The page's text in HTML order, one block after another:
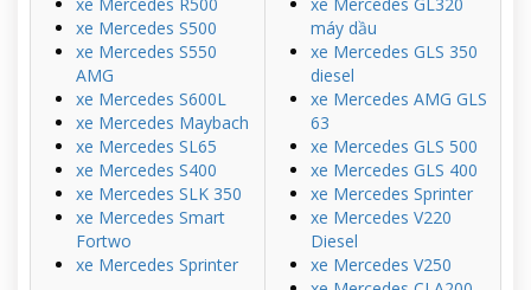
xe Mercedes S500
xe Mercedes S550
AMG
xe Mercedes S600L
xe Mercedes Maybach
xe Mercedes SL65
xe Mercedes S400
xe Mercedes SLK 350
xe Mercedes Smart
Fortwo
xe Mercedes Sprinter
máy dầu
xe Mercedes GLS 350
diesel
xe Mercedes AMG GLS
63
xe Mercedes GLS 500
xe Mercedes GLS 400
xe Mercedes Sprinter
xe Mercedes V220
Diesel
xe Mercedes V250